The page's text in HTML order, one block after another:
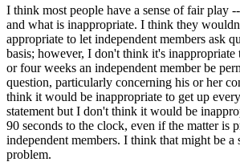
I think most people have a sense of fair play
and what is inappropriate. I think they
appropriate to let independent members ask
basis; however, I don't think it's inappropriate
or four weeks an independent member be
question, particularly concerning his or her
think it would be inappropriate to get up
statement but I don't think it would be
90 seconds to the clock, even if the matter is
independent members. I think that might be a
problem.